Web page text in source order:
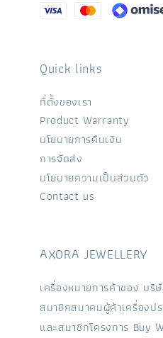
Quick links
ที่ตั้งของเรา
Product Warranty
นโยบายการคืนเงิน
การจัดส่ง
นโยบายความเป็นส่วนตัว
Contact us
AXORA JEWELLERY
เครื่องหมายการค้าของ บริ
สมาชิกสมาคมผู้ค้าเครื่อง
และสมาชิกโครงการ Buy